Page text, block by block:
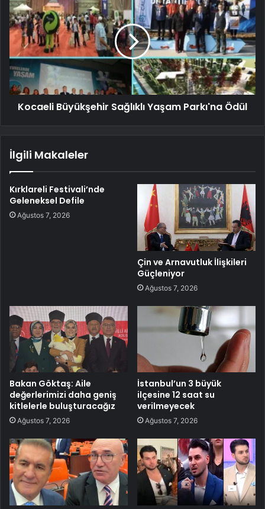
Kocaeli Büyükşehir Sağlıklı Yaşam Parkı'na Ödül
İlgili Makaleler
Kırklareli Festivali’nde
Geleneksel Defile
Ağustos 7, 2026
Çin ve Arnavutluk İlişkileri
Güçleniyor
Ağustos 7, 2026
Bakan Göktaş: Aile
değerlerimizi daha geniş
kitlelerle buluşturacağız
Ağustos 7, 2026
İstanbul’un 3 büyük
ilçesine 12 saat su
verilmeyecek
Ağustos 7, 2026